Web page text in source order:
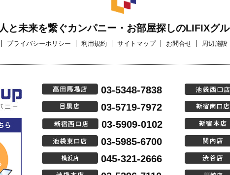
人と未来を繋ぐカンパニー・お部屋探しのLIFIXグ
プライバシーポリシー 利用規約 サイトマップ お問合せ 周辺施設
03-5348-7838
03-5719-7972
03-5909-0102
03-5985-6700
045-321-2666